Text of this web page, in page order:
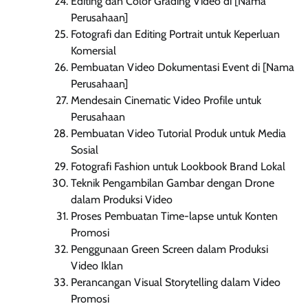
Perusahaan]
Fotografi dan Editing Portrait untuk Keperluan
Komersial
Pembuatan Video Dokumentasi Event di [Nama
Perusahaan]
Mendesain Cinematic Video Profile untuk
Perusahaan
Pembuatan Video Tutorial Produk untuk Media
Sosial
Fotografi Fashion untuk Lookbook Brand Lokal
Teknik Pengambilan Gambar dengan Drone
dalam Produksi Video
Proses Pembuatan Time-lapse untuk Konten
Promosi
Penggunaan Green Screen dalam Produksi
Video Iklan
Perancangan Visual Storytelling dalam Video
Promosi